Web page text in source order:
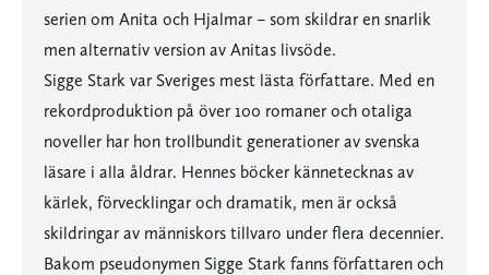
serien om Anita och Hjalmar – som skildrar en snarlik
men alternativ version av Anitas livsöde.
Sigge Stark var Sveriges mest lästa författare. Med en
rekordproduktion på över 100 romaner och otaliga
noveller har hon trollbundit generationer av svenska
läsare i alla åldrar. Hennes böcker kännetecknas av
kärlek, förvecklingar och dramatik, men är också
skildringar av människors tillvaro under flera decennier.
Bakom pseudonymen Sigge Stark fanns författaren och